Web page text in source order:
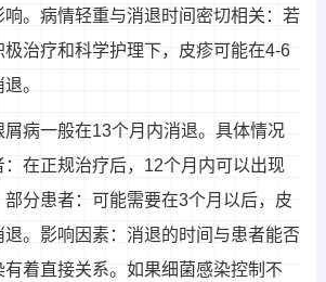
响。病情轻重与消退时间密切相关：若
治疗和科学护理下，皮疹可能在4-6
。
屑病一般在13个月内消退。具体情况
在正规治疗后，12个月内可以出现
分患者：可能需要在3个月以后，皮
。影响因素：消退的时间与患者能否
着直接关系。如果细菌感染控制不